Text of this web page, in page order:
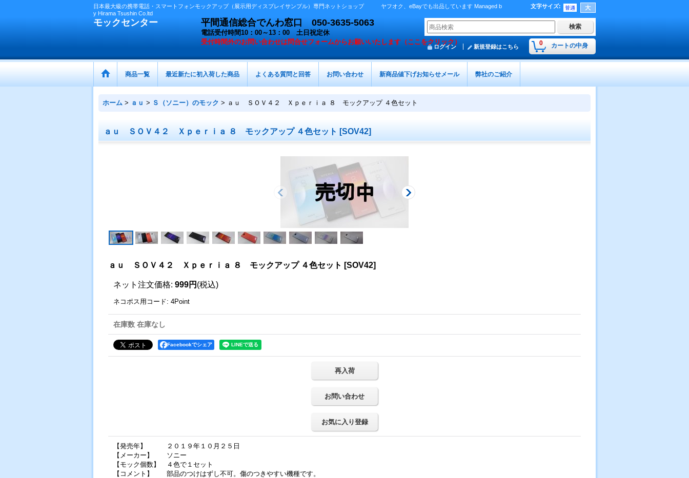
日本最大級の携帯電話・スマートフォンモックアップ（展示用ディスプレイサンプル）専門ネットショップ ヤフオク、eBayでも出品しています Managed b
y Hirama Tsushin Co.ltd
文字サイズ:
モックセンター 平間通信総合でんわ窓口 050-3635-5063
電話受付時間10：00～13：00 土日祝定休
受付時間外のお問い合わせは問合せフォームからお願いいたします（ここをクリック） 0 カートの中身
ログイン 新規登録はこちら
商品一覧 最近新たに初入荷した商品 よくある質問と回答 お問い合わせ 新商品値下げお知らせメール 弊社のご紹介
ホーム > ａｕ > Ｓ（ソニー）のモック > ａｕ ＳＯＶ４２ Ｘｐｅｒｉａ ８ モックアップ ４色セット
ａｕ ＳＯＶ４２ Ｘｐｅｒｉａ ８ モックアップ ４色セット [SOV42]
ａｕ ＳＯＶ４２ Ｘｐｅｒｉａ ８ モックアップ ４色セット [SOV42]
ネット注文価格: 999円 (税込)
ネコポス用コード: 4Point
在庫数 在庫なし
Facebookでシェア
再入荷
お問い合わせ
お気に入り登録
【発売年】 ２０１９年１０月２５日
【メーカー】 ソニー
【モック個数】 ４色で１セット
【コメント】 部品のつけはずし不可。傷のつきやすい機種です。